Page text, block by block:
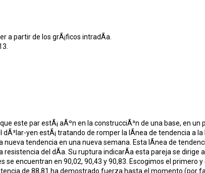
a partir de los grÃ¡ficos intradÃ­a.
este par estÃ¡ aÃºn en la construcciÃ³n de una base, en un
yen estÃ¡ tratando de romper la lÃ­nea de tendencia a la
tendencia en una nueva semana. Esta lÃ­nea de
resistencia del dÃ­a. Su ruptura indicarÃ­a esta pareja se dirige
se encuentran en 90,02, 90,43 y 90,83. Escogimos el primero
de 88,81 ha demostrado fuerza hasta el momento (por